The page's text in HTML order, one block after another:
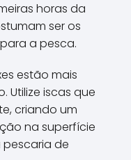
horas da
ser os
a pesca.
estão mais
Utilize iscas que
criando um
na superfície
de